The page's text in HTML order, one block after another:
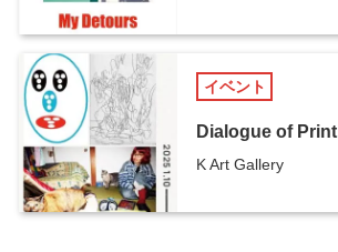
イベント
Dialogue of Print
K Art Gallery